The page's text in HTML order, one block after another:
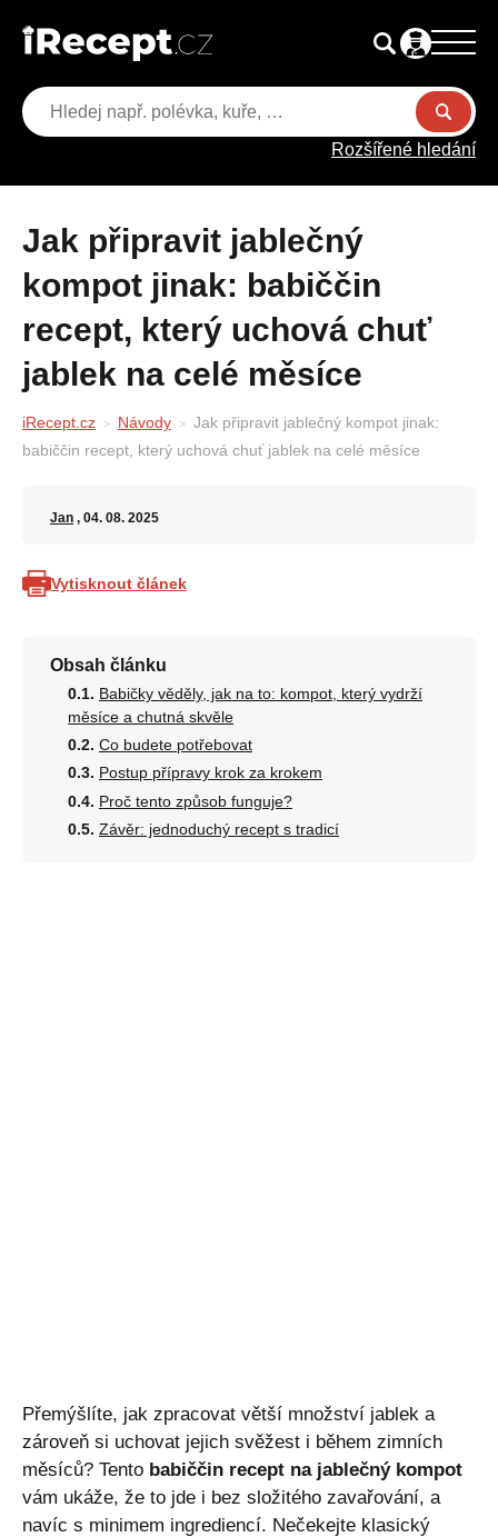
Rozšířené hledání
Jak připravit jablečný
kompot jinak: babiččin
recept, který uchová chuť
jablek na celé měsíce
iRecept.cz Návody
Jak připravit jablečný kompot jinak:
babiččin recept, který uchová chuť jablek na celé měsíce
Jan , 04. 08. 2025
Vytisknout článek
Obsah článku
Babičky věděly, jak na to: kompot, který vydrží
měsíce a chutná skvěle
Co budete potřebovat
Postup přípravy krok za krokem
Proč tento způsob funguje?
Závěr: jednoduchý recept s tradicí
Přemýšlíte, jak zpracovat větší množství jablek a
zároveň si uchovat jejich svěžest i během zimních
měsíců? Tento babiččin recept na jablečný kompot
vám ukáže, že to jde i bez složitého zavařování, a
navíc s minimem ingrediencí. Nečekejte klasický